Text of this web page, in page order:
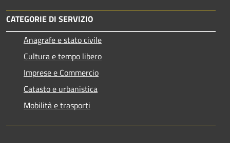
CATEGORIE DI SERVIZIO
Anagrafe e stato civile
Cultura e tempo libero
Imprese e Commercio
Catasto e urbanistica
Mobilità e trasporti